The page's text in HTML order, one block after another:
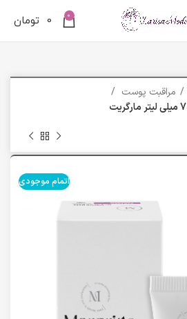
0
0 تومان
مراقبت پوست
اتمام موجودی